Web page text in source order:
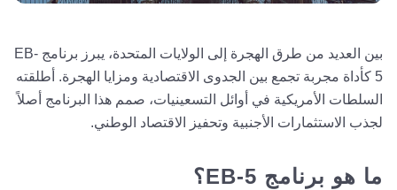
بين العديد من طرق الهجرة إلى الولايات المتحدة، يبرز برنامج EB-
5 كأداة مجربة تجمع بين الجدوى الاقتصادية ومزايا الهجرة. أطلقته
السلطات الأمريكية في أوائل التسعينيات، صمم هذا البرنامج أصلاً
لجذب الاستثمارات الأجنبية وتحفيز الاقتصاد الوطني.
ما هو برنامج EB-5؟